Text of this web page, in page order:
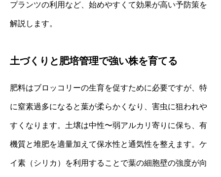
プランツの利用など、始めやすくて効果が高い予防策を
解説します。
土づくりと肥培管理で強い株を育てる
肥料はブロッコリーの生育を促すために必要ですが、特
に窒素過多になると葉が柔らかくなり、害虫に狙われや
すくなります。土壌は中性〜弱アルカリ寄りに保ち、有
機質と堆肥を適量加えて保水性と通気性を整えます。ケ
イ素（シリカ）を利用することで葉の細胞壁の強度が向